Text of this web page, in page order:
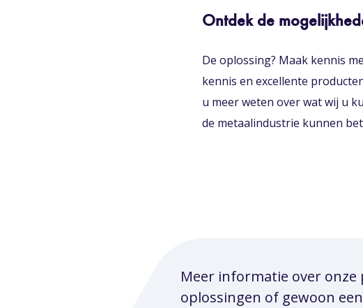
Ontdek de
De oplossing? Maak kennis
kennis en excellente
u meer weten over wat wij u
de metaalindustrie kunnen
Meer informatie over onze
oplossingen of gewoon